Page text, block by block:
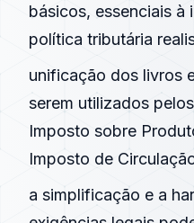
básicos, essenciais à
política tributária
unificação dos livros
serem utilizados
Imposto sobre
Imposto de
a simplificação e a